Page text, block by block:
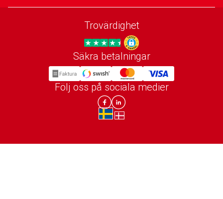
Trovärdighet
Trygg E-handel
Säkra betalningar
Följ oss på sociala medier
Lomax DK Facebook
Lomax SE LinkIn
sv-SEda-DK